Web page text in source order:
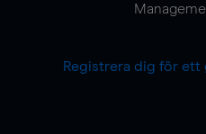
Registrera dig för